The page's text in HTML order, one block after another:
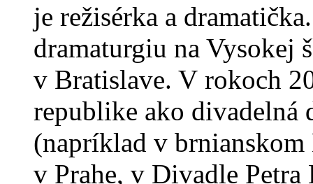
je režisérka a
dramaturgiu na Vysokej
v Bratislave. V rokoch
republike ako divadelná
(napríklad v
v Prahe, v Divadle